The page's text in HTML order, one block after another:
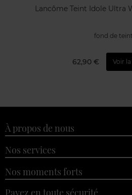
Lancôme Teint Idole Ultra
fond de teint
62,90 € Voir
À propos de nous
Nos services
Nos moments forts
Payez en toute sécurité